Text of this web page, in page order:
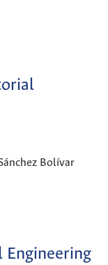
Bolívar